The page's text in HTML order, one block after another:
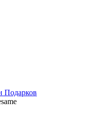
Подарков